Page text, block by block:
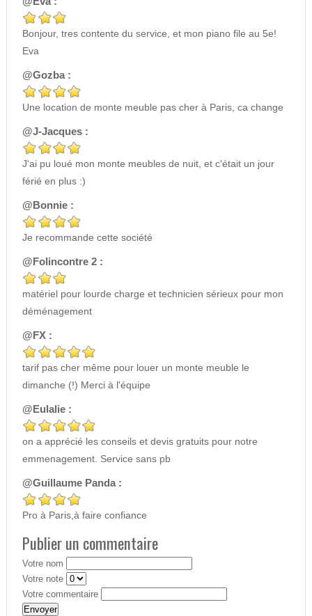
Bonjour, tres contente du service, et mon piano file au 5e!
Eva
@Gozba :
Une location de monte meuble pas cher à Paris, ca change
@J-Jacques :
J'ai pu loué mon monte meubles de nuit, et c'était un jour
férié en plus :)
@Bonnie :
Je recommande cette société
@Folincontre 2 :
matériel pour lourde charge et technicien sérieux pour mon
déménagement
@FX :
tarif pas cher même pour louer un monte meuble le
dimanche (!) Merci à l'équipe
@Eulalie :
on a apprécié les conseils et devis gratuits pour notre
emmenagement. Service sans pb
@Guillaume Panda :
Pro à Paris,à faire confiance
Publier un commentaire
Votre nom
Votre note
Votre commentaire